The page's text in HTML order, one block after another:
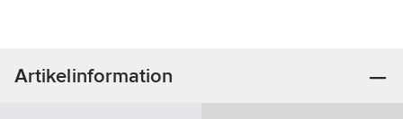
Artikelinformation